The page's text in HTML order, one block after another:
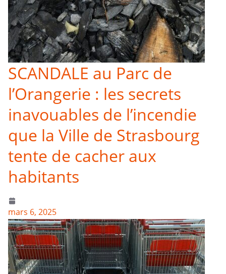
SCANDALE au Parc de
l’Orangerie : les secrets
inavouables de l’incendie
que la Ville de Strasbourg
tente de cacher aux
habitants
mars 6, 2025